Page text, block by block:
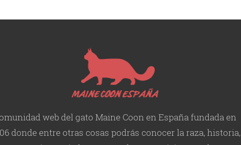
web del gato Maine Coon en España fundada en
donde entre otras cosas podrás conocer la raza, historia,